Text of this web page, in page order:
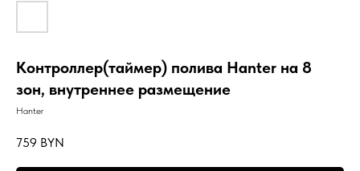
Контроллер(таймер) полива Hanter на 8
зон, внутреннее размещение
Hanter
759 BYN